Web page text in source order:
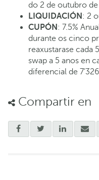
do 2 de outubro
LIQUIDACIÓN : 2
CUPÓN : 7.5%
durante os cinco
reaxustarase cada
swap a 5 anos en
diferencial de
Compartir en